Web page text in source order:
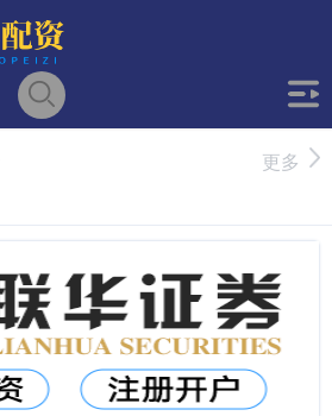
更多